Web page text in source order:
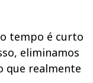
tempo é curto
eliminamos
que realmente